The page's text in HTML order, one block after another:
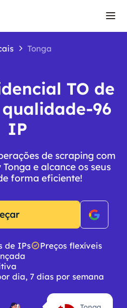
Tonga
TO de
96
IP
de scraping com
e alcance os seus
forma eficiente!
de IPs
Preços flexíveis
dia, 7 dias por semana